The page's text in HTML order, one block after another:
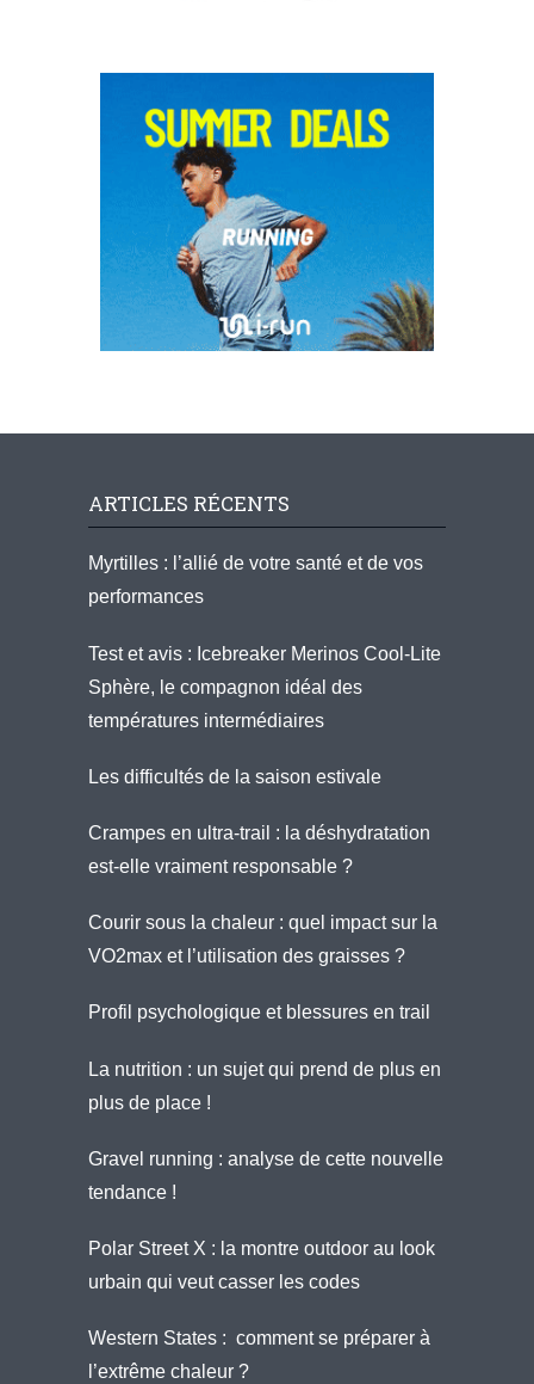
ARTICLES RÉCENTS
Myrtilles : l’allié de votre santé et de vos
performances
Test et avis : Icebreaker Merinos Cool-Lite
Sphère, le compagnon idéal des
températures intermédiaires
Les difficultés de la saison estivale
Crampes en ultra-trail : la déshydratation
est-elle vraiment responsable ?
Courir sous la chaleur : quel impact sur la
VO2max et l’utilisation des graisses ?
Profil psychologique et blessures en trail
La nutrition : un sujet qui prend de plus en
plus de place !
Gravel running : analyse de cette nouvelle
tendance !
Polar Street X : la montre outdoor au look
urbain qui veut casser les codes
Western States : comment se préparer à
l’extrême chaleur ?